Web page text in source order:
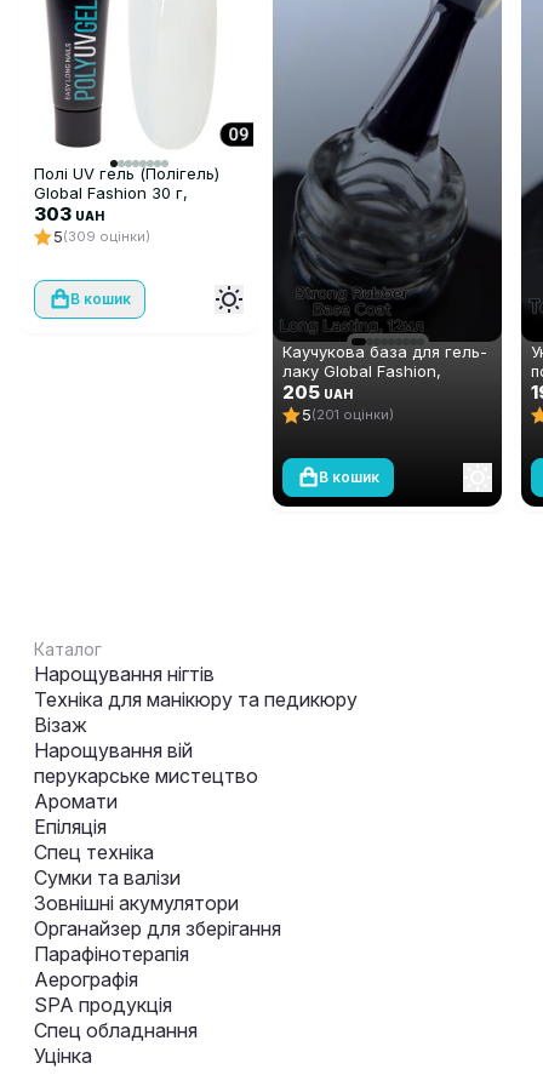
Полі UV гель (Полігель)
Global Fashion 30 г,
прозорий 09
303 UAH
5(309 оцінки)
В кошик
Каучукова база для гель-
лаку Global Fashion,
Strong Long Lasting Base
Coat, 12 мл
205 UAH
5(201 оцінки)
В кошик
Каталог
Нарощування нігтів
Техніка для манікюру та педикюру
Візаж
Нарощування вій
перукарське мистецтво
Аромати
Епіляція
Спец техніка
Сумки та валізи
Зовнішні акумулятори
Органайзер для зберігання
Парафінотерапія
Аерографія
SPA продукція
Спец обладнання
Уцінка